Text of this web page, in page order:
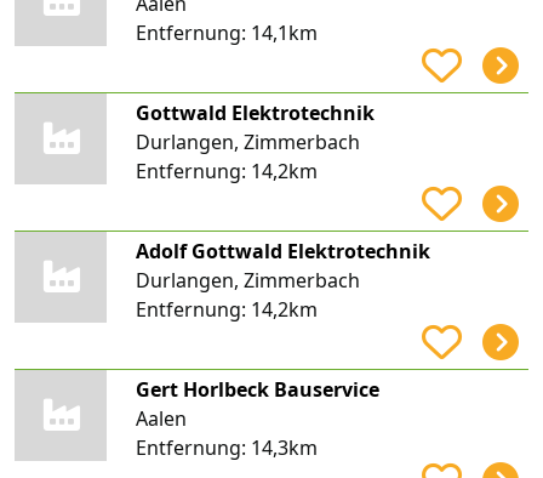
Entfernung: 14,1km
Gottwald Elektrotechnik
Durlangen, Zimmerbach
Entfernung: 14,2km
Adolf Gottwald Elektrotechnik
Durlangen, Zimmerbach
Entfernung: 14,2km
Gert Horlbeck Bauservice
Aalen
Entfernung: 14,3km